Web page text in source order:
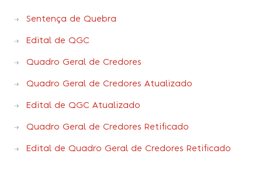
Sentença de Quebra
Edital de QGC
Quadro Geral de Credores
Quadro Geral de Credores Atualizado
Edital de QGC Atualizado
Quadro Geral de Credores Retificado
Edital de Quadro Geral de Credores Retificado